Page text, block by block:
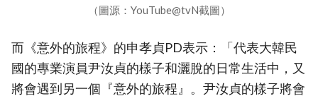
（圖源：YouTube@tvN截圖）
而《意外的旅程》的申孝貞PD表示：「代表大韓民
國的專業演員尹汝貞的樣子和灑脫的日常生活中，又
將會遇到另一個『意外的旅程』。尹汝貞的樣子將會